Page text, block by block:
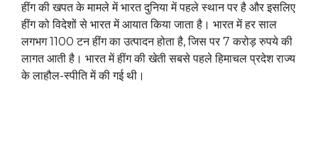
हींग की खपत के मामले में भारत दुनिया में पहले स्थान पर है और इसलिए
हींग को विदेशों से भारत में आयात किया जाता है। भारत में हर साल
लगभग 1100 टन हींग का उत्पादन होता है, जिस पर 7 करोड़ रुपये की
लागत आती है। भारत में हींग की खेती सबसे पहले हिमाचल प्रदेश राज्य
के लाहौल-स्पीति में की गई थी।